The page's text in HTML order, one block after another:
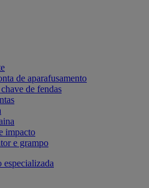
de aparafusamento
de fendas
impacto
e grampo
especializada